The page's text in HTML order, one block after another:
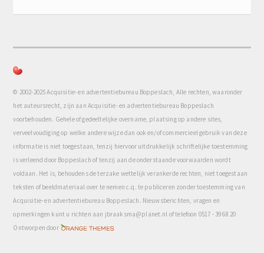
© 2002-2025 Acquisitie- en advertentiebureau Boppeslach, Alle rechten, waaronder
het auteursrecht, zijn aan Acquisitie- en advertentiebureau Boppeslach
voorbehouden. Gehele of gedeeltelijke overname, plaatsing op andere sites,
verveelvoudiging op welke andere wijze dan ook en/of commercieel gebruik van deze
informatie is niet toegestaan, tenzij hiervoor uitdrukkelijk schriftelijke toestemming
is verleend door Boppeslach of tenzij aan de onderstaande voorwaarden wordt
voldaan. Het is, behoudens de terzake wettelijk verankerde rechten, niet toegestaan
teksten of beeldmateriaal over te nemen c.q. te publiceren zonder toestemming van
Acquisitie- en advertentiebureau Boppeslach. Nieuwsberichten, vragen en
opmerkingen kunt u richten aan jbraaksma@planet.nl of telefoon 0517 - 39 68 20
Ontworpen door